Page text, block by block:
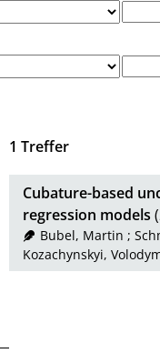
1 Treffer
Cubature-based
regression models
Bubel, Martin ;
Kozachynskyi,